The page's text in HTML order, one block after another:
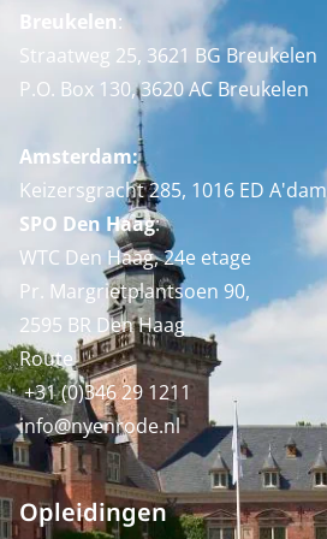
Breukelen:
Straatweg 25, 3621 BG Breukelen
P.O. Box 130, 3620 AC Breukelen
Amsterdam:
Keizersgracht 285, 1016 ED A'dam
SPO Den Haag:
WTC Den Haag, 24e etage
Pr. Margrietplantsoen 90,
2595 BR Den Haag
Route
+31 (0)346 29 1211
info@nyenrode.nl
Opleidingen